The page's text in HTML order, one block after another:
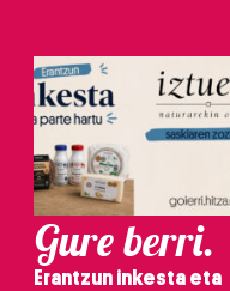
Gure berri.
Erantzun inkesta eta